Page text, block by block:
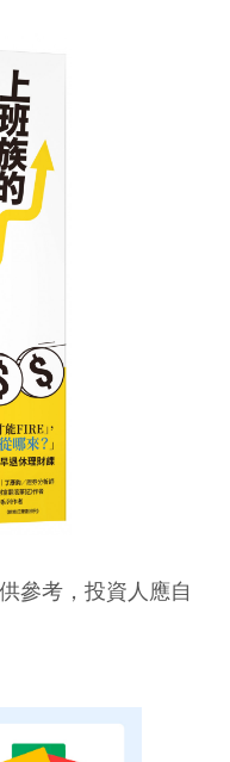
參考，投資人應自